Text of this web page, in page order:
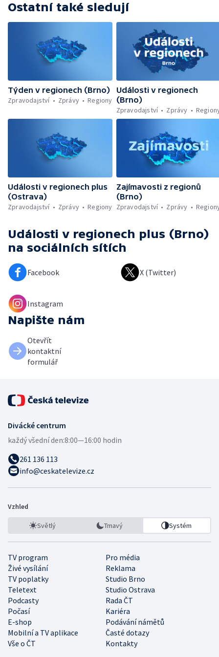
Ostatní také sledují
Týden v regionech (Brno)
Zpravodajství
Zprávy Regiony
Události v regionech
(Brno)
Zpravodajství
Zprávy
Události v regionech plus
(Ostrava)
Zpravodajství
Zprávy Regiony
Zajímavosti z regionů
(Brno)
Zpravodajství
Zprávy
Události v regionech plus (Brno)
na sociálních sítích
Facebook X (Twitter)
Instagram
Napište nám
Otevřít
kontaktní
formulář
Divácké centrum
každý všední den:8:00—16:00 hodin
261 136 113
info@ceskatelevize.cz
Vzhled
Světlý Tmavý Systém
TV program
Pro média
Živé vysílání
Reklama
TV poplatky
Studio Brno
Teletext
Studio Ostrava
Podcasty
Rada ČT
Počasí
Kariéra
E-shop
Podávání námětů
Mobilní a TV aplikace
Časté dotazy
Vše o ČT
Kontakty